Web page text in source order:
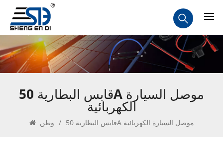
قابس البطارية 50A موصل السيارة
الكهربائية
وطن / قابس البطارية 50A موصل السيارة الكهربائية